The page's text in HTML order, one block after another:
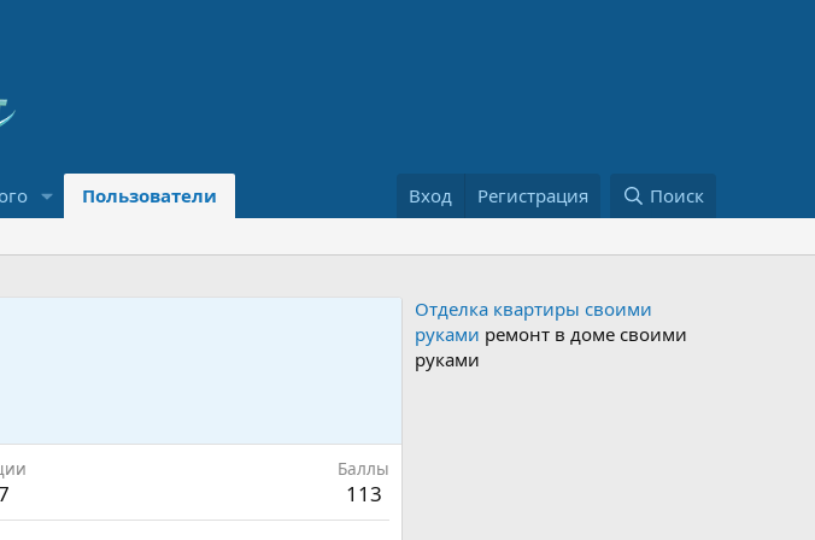
Пользователи Вход Регистрация Поиск
Баллы
113
Отделка квартиры своими
руками ремонт в доме своими
руками